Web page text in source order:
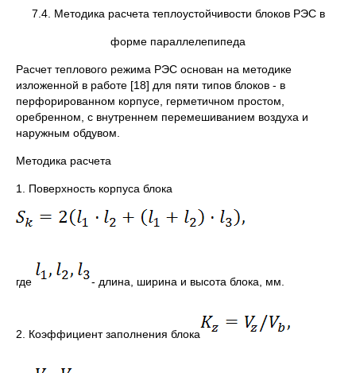
7.4. Методика расчета теплоустойчивости блоков РЭС в
форме параллелепипеда
Расчет теплового режима РЭС основан на методике
изложенной в работе [18] для пяти типов блоков - в
перфорированном корпусе, герметичном простом,
оребренном, с внутреннем перемешиванием воздуха и
наружным обдувом.
Методика расчета
1. Поверхность корпуса блока
где - длина, ширина и высота блока, мм.
2. Коэффициент заполнения блока